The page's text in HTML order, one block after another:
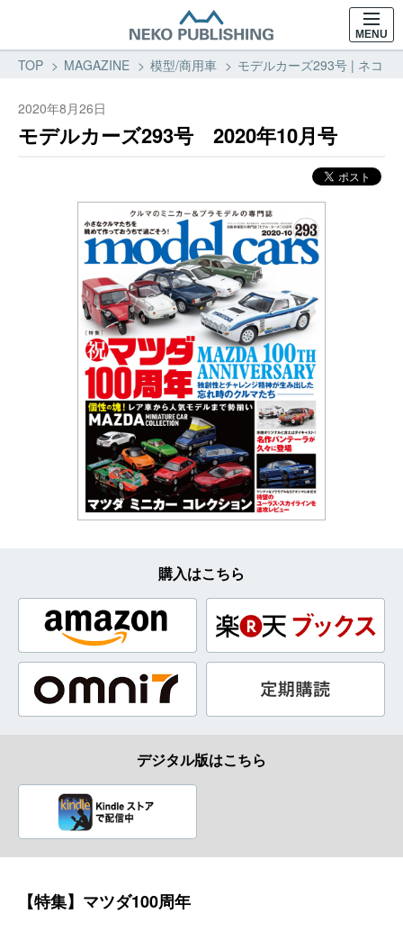
MENU
TOP MAGAZINE 模型/商用車 モデルカーズ293号 | ネコ・
2020年8月26日
モデルカーズ293号 2020年10月号
購入はこちら
デジタル版はこちら
【特集】マツダ100周年